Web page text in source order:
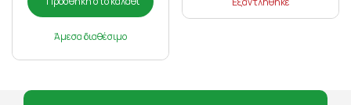
Άμεσα διαθέσιμο